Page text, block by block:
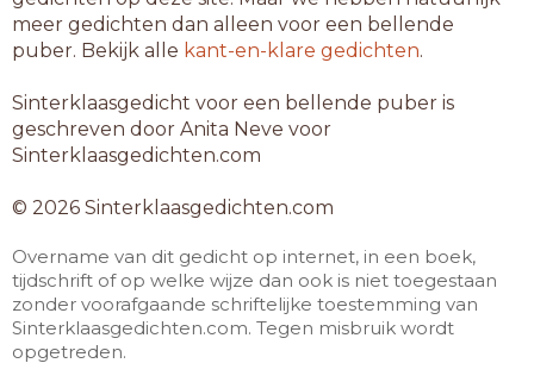
meer gedichten dan alleen voor een bellende
puber. Bekijk alle kant-en-klare gedichten.
Sinterklaasgedicht voor een bellende puber is
geschreven door Anita Neve voor
Sinterklaasgedichten.com
© 2026 Sinterklaasgedichten.com
Overname van dit gedicht op internet, in een boek,
tijdschrift of op welke wijze dan ook is niet toegestaan
zonder voorafgaande schriftelijke toestemming van
Sinterklaasgedichten.com. Tegen misbruik wordt
opgetreden.